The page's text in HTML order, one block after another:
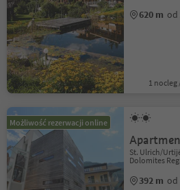
620 m od
1 nocleg
Możliwość rezerwacji online
St. Ulrich/
Dolomites
392 m